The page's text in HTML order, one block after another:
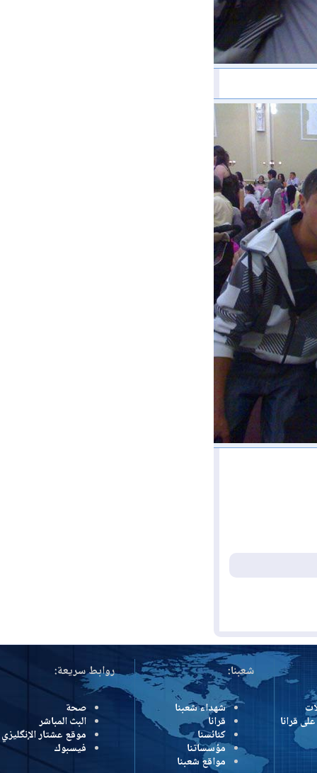
شعبنا:
شهداء شعبنا
قرانا
كنائسنا
مؤسساتنا
مواقع شعبنا
روابط سريعة:
صحة
البث المباشر
موقع عشتار الإنگليزي
فيسبوك